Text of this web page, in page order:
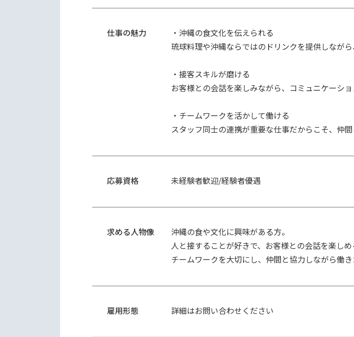
仕事の魅力
・沖縄の食文化を伝えられる
琉球料理や沖縄ならではのドリンクを提供しなが
・接客スキルが磨ける
お客様との会話を楽しみながら、コミュニケーシ
・チームワークを活かして働ける
応募資格 未経験者歓迎/経験者優遇
求める人物像
沖縄の食や文化に興味がある方。
人と接することが好きで、お客様との会話を楽しめ
チームワークを大切にし、仲間と協力しながら働き
雇用形態 詳細はお問い合わせください